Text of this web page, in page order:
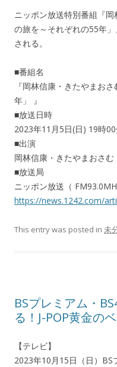
ニッポン放送特別番組『
の旅を～それぞれの55年
される。
■番組名
『岡林信康・きたやまお
年」 』
■放送日時
2023年11月5日(日) 19時
■出演
岡林信康・きたやまおさ
■放送局
ニッポン放送（
https://news.1242.com/
This entry was posted in 未
BSプレミアム・
る！J-POP黄金の
【テレビ】
2023年10月15日（日）BS